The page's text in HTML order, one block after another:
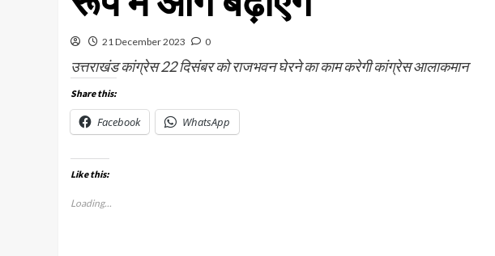
21 December 2023 0
उत्तराखंड कांग्रेस 22 दिसंबर को राजभवन घेरने का काम करेगी कांग्रेस आलाकमान
Share this:
Facebook WhatsApp
Like this:
Loading...